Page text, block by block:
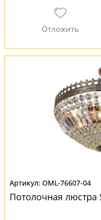
OML-76607-04
Потолочная люстра